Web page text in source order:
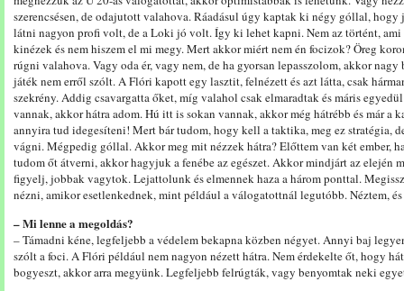
szerencsésen, de odajutott valahova. Ráadásul úgy kaptak ki négy góllal,
látni nagyon profi volt, de a Loki jó volt. Így ki lehet kapni. Nem az történt,
kinézek és nem hiszem el mi megy. Mert akkor miért nem én focizok? Öreg
rúgni valahova. Vagy oda ér, vagy nem, de ha gyorsan lepasszolom, akkor
játék nem erről szólt. A Flóri kapott egy lasztit, felnézett és azt látta, csak
szekrény. Addig csavargatta őket, míg valahol csak elmaradtak és máris
vannak, akkor hátra adom. Hú itt is sokan vannak, akkor még hátrébb és már a
annyira tud idegesíteni! Mert bár tudom, hogy kell a taktika, meg ez stratégia,
vágni. Mégpedig góllal. Akkor meg mit nézzek hátra? Előttem van két ember,
tudom őt átverni, akkor hagyjuk a fenébe az egészet. Akkor mindjárt az elején
figyelj, jobbak vagytok. Lejattolunk és elmennek haza a három ponttal.
nézni, amikor esetlenkednek, mint például a válogatottnál legutóbb. Néztem,
– Mi lenne a megoldás?
– Támadni kéne, legfeljebb a védelem bekapna közben négyet. Annyi baj
szólt a foci. A Flóri például nem nagyon nézett hátra. Nem érdekelte őt, hogy
bogyeszt, akkor arra megyünk. Legfeljebb felrúgták, vagy benyomtak neki